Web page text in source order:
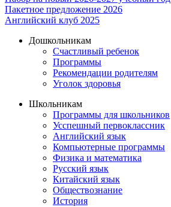
Пакетное предложение 2026
Английский клуб 2025
Дошкольникам
Счастливый ребенок
Программы
Рекомендации родителям
Уголок здоровья
Школьникам
Программы для школьников
Усспешный первоклассник
Английский язык
Компьютерные программы
Физика и математика
Русский язык
Китайский язык
Обществознание
История